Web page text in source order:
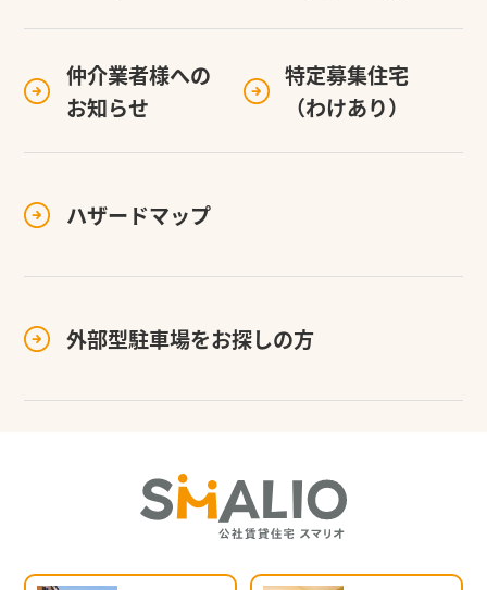
仲介業者様への
お知らせ
特定募集住宅
（わけあり）
ハザードマップ
外部型駐車場をお探しの方